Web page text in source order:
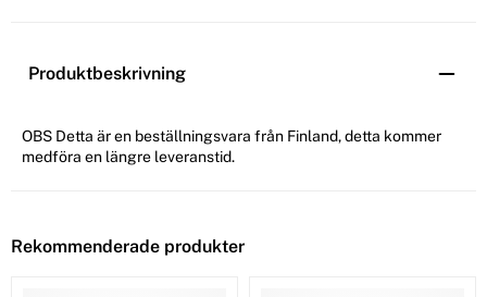
Produktbeskrivning
OBS Detta är en beställningsvara från Finland, detta kommer
medföra en längre leveranstid.
Rekommenderade produkter